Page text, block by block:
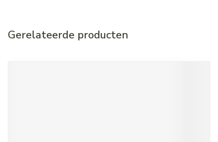
Gerelateerde producten